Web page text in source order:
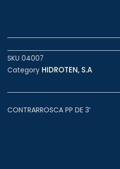
SKU 04007
Category HIDROTEN, S.A
CONTRARROSCA PP DE 3′